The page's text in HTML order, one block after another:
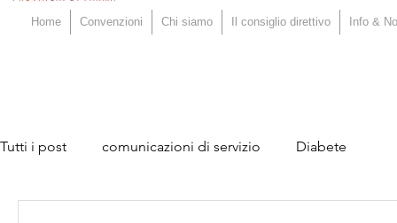
Home Convenzioni Chi siamo Il consiglio direttivo Info &
Tutti i post comunicazioni di servizio Diabete